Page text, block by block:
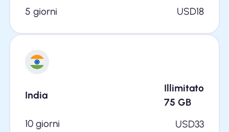
5 giorni
USD18
India
Illimitato
75 GB
10 giorni
USD33